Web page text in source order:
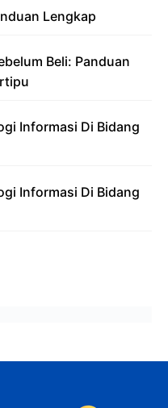
Lengkap
Beli: Panduan
Informasi Di Bidang
Informasi Di Bidang